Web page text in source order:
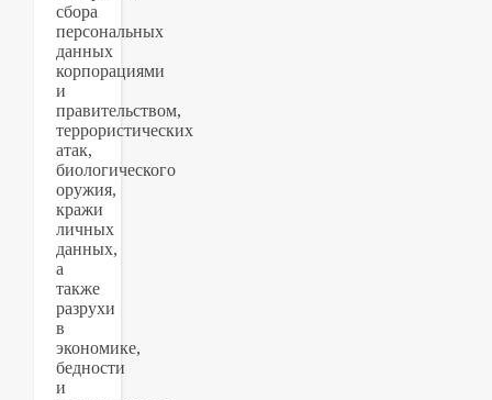
сбора
персональных
данных
корпорациями
и
правительством,
террористических
атак,
биологического
оружия,
кражи
личных
данных,
а
также
разрухи
в
экономике,
бедности
и